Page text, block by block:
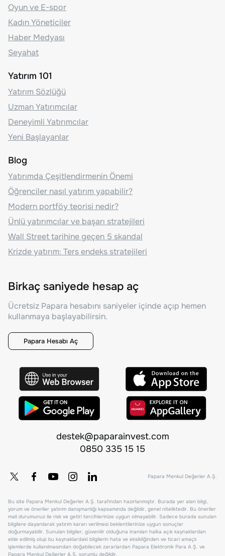
Oyun ve E-spor
Kadın Yöneticiler
Haber Medyası
Seyahat
Yatırım 101
Yatırım Sözlüğü
Uzman Yatırımcılar
Deneyimli Yatırımcılar
Yeni Başlayanlar
Blog
Yatırımda Çeşitlendirmenin Önemi
Öğrenciler nasıl yatırım yapabilir?
Modern portföy teorisi nedir?
Ünlü yatırımcılar ve başarı stratejileri
Wall Street tarihine geçen 5 skandal
Krizde yatırım: Ters endeks stratejileri
Birkaç saniyede hesap aç
Ücretsiz Papara hesabını saniyeler içinde açıp hemen
kullanmaya başlayabilirsin.
Papara Hesabı Aç
destek@paparainvest.com
0850 335 15 15
Papara Menkul Değerler A.Ş.
Bu site Papara Menkul Değerler A.Ş. tarafından hazırlanmıştır. Burada yer alan bilgi,
yorum ve öneriler yatırım danışmanlığı kapsamında değildir, genel niteliktedir. Bu öneriler
mali durumunuz ile risk ve getiri tercihlerinize uygun olmayabilir. Sadece burada sunulan
bilgilere dayanılarak yatırım kararı verilmesi beklentilerinize uygun sonuçlar
doğurmayabilir. Sunulan bilgiler, güvenilir olduğuna inanılan halka açık kaynaklardan
elde edilmiş olup bu kaynaklardaki bilgilerin hata ve eksikliğinden ve ticari amaçlı
işlemlerde kullanılmasından doğabilecek zararlardan Papara Elektronik Para A.Ş. ve
Papara Menkul Değerler A.Ş. sorumlu değildir.